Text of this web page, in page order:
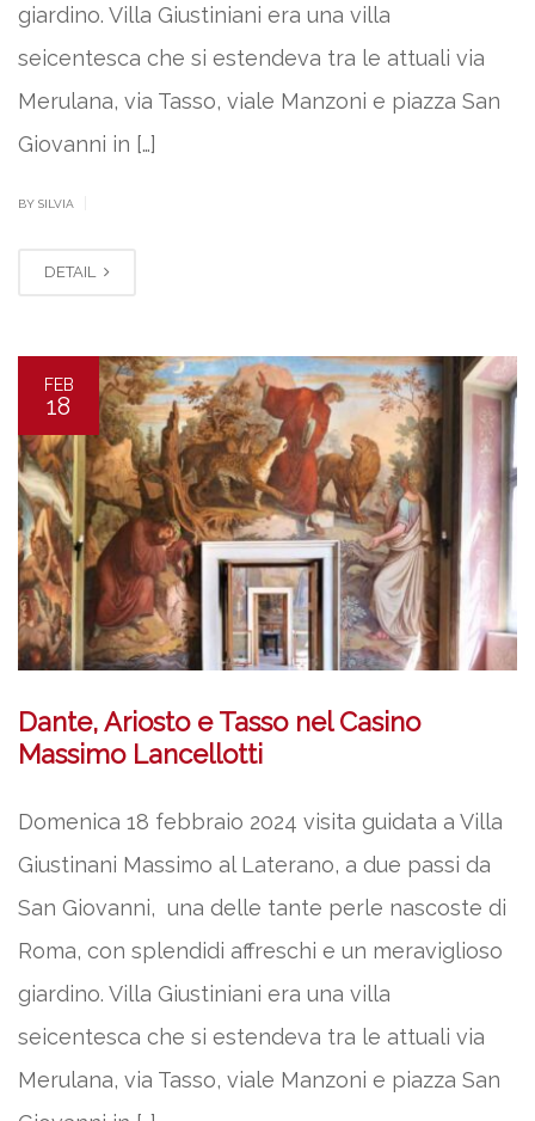
giardino. Villa Giustiniani era una villa
seicentesca che si estendeva tra le attuali via
Merulana, via Tasso, viale Manzoni e piazza San
Giovanni in […]
BY SILVIA
DETAIL
FEB
18
Dante, Ariosto e Tasso nel Casino
Massimo Lancellotti
Domenica 18 febbraio 2024 visita guidata a Villa
Giustinani Massimo al Laterano, a due passi da
San Giovanni, una delle tante perle nascoste di
Roma, con splendidi affreschi e un meraviglioso
giardino. Villa Giustiniani era una villa
seicentesca che si estendeva tra le attuali via
Merulana, via Tasso, viale Manzoni e piazza San